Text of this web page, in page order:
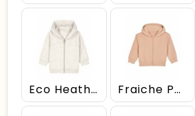
Eco Heather Fraiche Peche